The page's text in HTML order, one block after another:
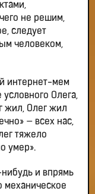
не решим,
следует
человеком,
интернет-мем
Олега,
жил, Олег жил
— всех нас,
тяжело
умер».
и впрямь
механическое